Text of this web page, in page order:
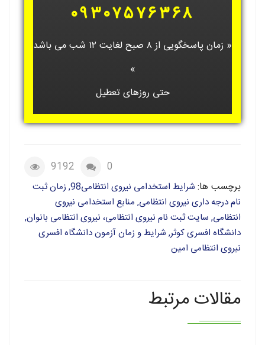
۰۹۳۰۷۵۷۶۳۶۸
« زمان پاسخگویی از ۸ صبح لغایت ۱۲ شب می باشد
»
حتی روزهای تعطیل
9192
0
برچسب ها:
شرایط استخدامی نیروی انتظامی98, زمان ثبت
نام درجه داری نیروی انتظامی, منابع استخدامی نیروی
انتظامی, سایت ثبت نام نیروی انتظامی، نیروی انتظامی بانوان,
دانشگاه افسری کوثر, شرایط و زمان آزمون دانشگاه افسری
نیروی انتظامی امین
مقالات مرتبط